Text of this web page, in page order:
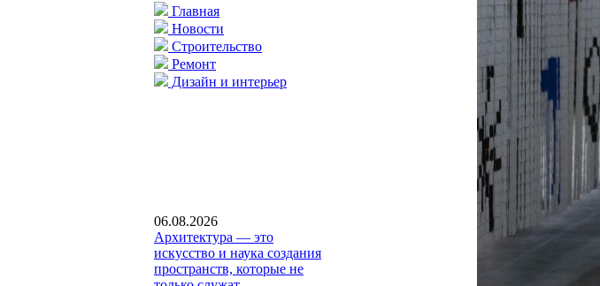
Главная
Новости
Строительство
Ремонт
Дизайн и интерьер
06.08.2026
Архитектура — это
искусство и наука создания
пространств, которые не